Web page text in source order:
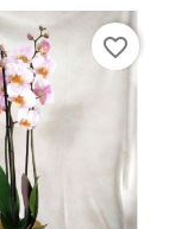
favorite_border